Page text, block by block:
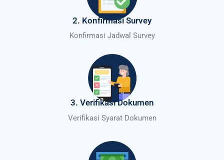
2. Konfirmasi Survey
Konfirmasi Jadwal Survey
3. Verifikasi Dokumen
Verifikasi Syarat Dokumen